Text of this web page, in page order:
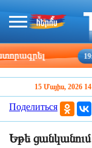
19:41
15 Մայիս, 2026
Поделиться
Եթե